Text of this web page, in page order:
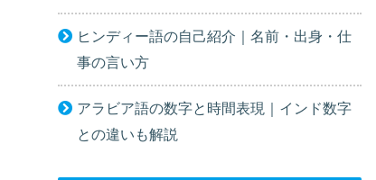
ヒンディー語の自己紹介｜名前・出身・仕
事の言い方
アラビア語の数字と時間表現｜インド数字
との違いも解説